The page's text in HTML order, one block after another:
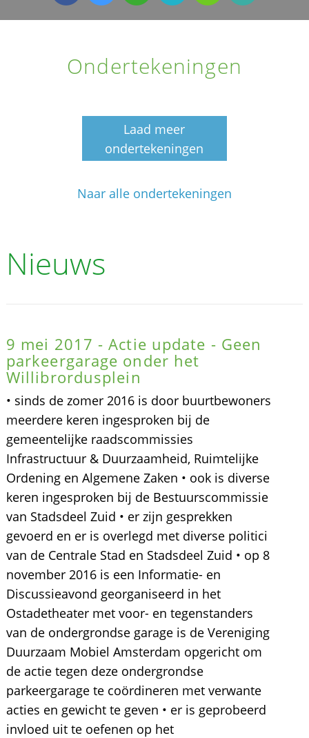
Ondertekeningen
Laad meer
ondertekeningen
Naar alle ondertekeningen
Nieuws
9 mei 2017 - Actie update - Geen
parkeergarage onder het
Willibrordusplein
• sinds de zomer 2016 is door buurtbewoners
meerdere keren ingesproken bij de
gemeentelijke raadscommissies
Infrastructuur & Duurzaamheid, Ruimtelijke
Ordening en Algemene Zaken • ook is diverse
keren ingesproken bij de Bestuurscommissie
van Stadsdeel Zuid • er zijn gesprekken
gevoerd en er is overlegd met diverse politici
van de Centrale Stad en Stadsdeel Zuid • op 8
november 2016 is een Informatie- en
Discussieavond georganiseerd in het
Ostadetheater met voor- en tegenstanders
van de ondergrondse garage is de Vereniging
Duurzaam Mobiel Amsterdam opgericht om
de actie tegen deze ondergrondse
parkeergarage te coördineren met verwante
acties en gewicht te geven • er is geprobeerd
invloed uit te oefenen op het